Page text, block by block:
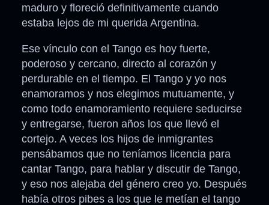
maduro y floreció definitivamente cuando
estaba lejos de mi querida Argentina.
Ese vínculo con el Tango es hoy fuerte,
poderoso y cercano, directo al corazón y
perdurable en el tiempo. El Tango y yo nos
enamoramos y nos elegimos mutuamente, y
como todo enamoramiento requiere seducirse
y entregarse, fueron años los que llevó el
cortejo. A veces los hijos de inmigrantes
pensábamos que no teníamos licencia para
cantar Tango, para hablar y discutir de Tango,
y eso nos alejaba del género creo yo. Después
había otros pibes a los que le metían el tango